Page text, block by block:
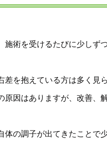
施術を受けるたびに少しず
を抱えている方は多く見ら
原因はありますが、改善、
体の調子が出てきたことで